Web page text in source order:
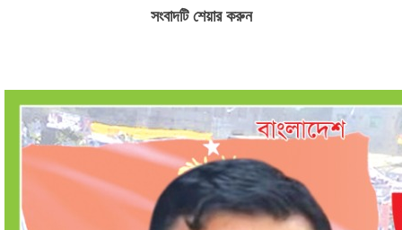
সংবাদটি শেয়ার করুন